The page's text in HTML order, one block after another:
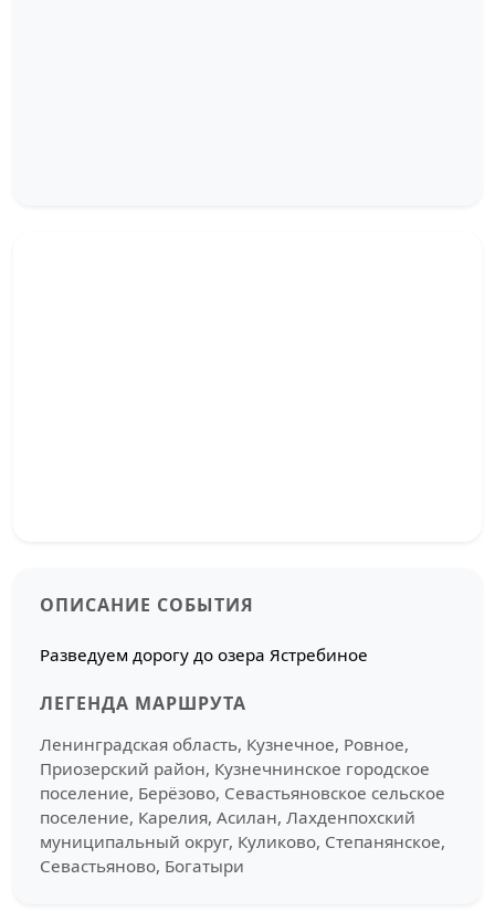
ОПИСАНИЕ СОБЫТИЯ
Разведуем дорогу до озера Ястребиное
ЛЕГЕНДА МАРШРУТА
Ленинградская область, Кузнечное, Ровное,
Приозерский район, Кузнечнинское городское
поселение, Берёзово, Севастьяновское сельское
поселение, Карелия, Асилан, Лахденпохский
муниципальный округ, Куликово, Степанянское,
Севастьяново, Богатыри